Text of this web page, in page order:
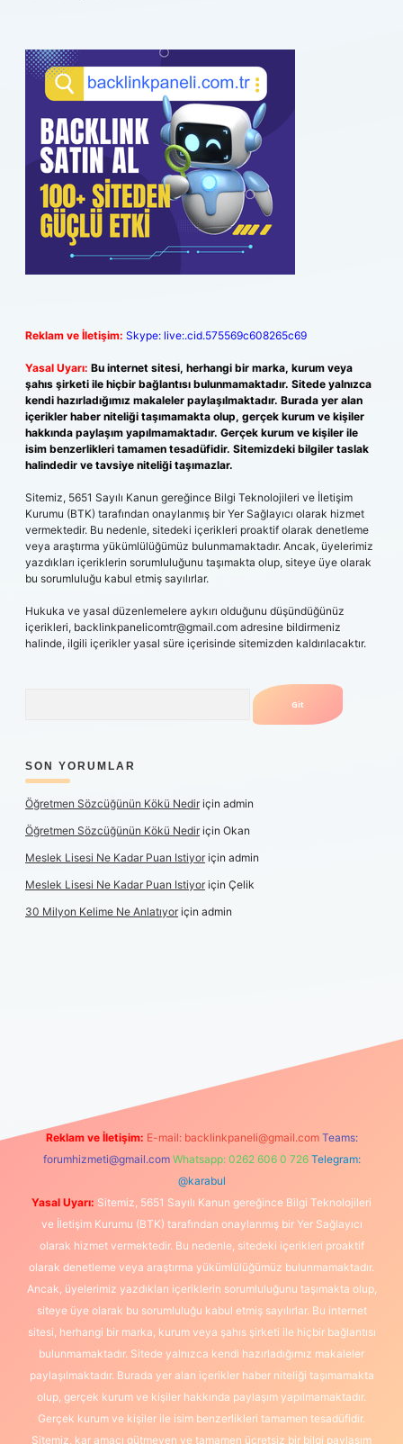
Reklam ve İletişim: Skype: live:.cid.575569c608265c69
Yasal Uyarı: Bu internet sitesi, herhangi bir marka, kurum veya
şahıs şirketi ile hiçbir bağlantısı bulunmamaktadır. Sitede yalnızca
kendi hazırladığımız makaleler paylaşılmaktadır. Burada yer alan
içerikler haber niteliği taşımamakta olup, gerçek kurum ve kişiler
hakkında paylaşım yapılmamaktadır. Gerçek kurum ve kişiler ile
isim benzerlikleri tamamen tesadüfidir. Sitemizdeki bilgiler taslak
halindedir ve tavsiye niteliği taşımazlar.
Sitemiz, 5651 Sayılı Kanun gereğince Bilgi Teknolojileri ve İletişim
Kurumu (BTK) tarafından onaylanmış bir Yer Sağlayıcı olarak hizmet
vermektedir. Bu nedenle, sitedeki içerikleri proaktif olarak denetleme
veya araştırma yükümlülüğümüz bulunmamaktadır. Ancak, üyelerimiz
yazdıkları içeriklerin sorumluluğunu taşımakta olup, siteye üye olarak
bu sorumluluğu kabul etmiş sayılırlar.
Hukuka ve yasal düzenlemelere aykırı olduğunu düşündüğünüz
içerikleri, backlinkpanelicomtr@gmail.com adresine bildirmeniz
halinde, ilgili içerikler yasal süre içerisinde sitemizden kaldırılacaktır.
SON YORUMLAR
Öğretmen Sözcüğünün Kökü Nediriçin admin
Öğretmen Sözcüğünün Kökü Nediriçin Okan
Meslek Lisesi Ne Kadar Puan Istiyoriçin admin
Meslek Lisesi Ne Kadar Puan Istiyoriçin Çelik
30 Milyon Kelime Ne Anlatıyoriçin admin
Reklam ve İletişim: E-mail: backlinkpaneli@gmail.com Teams:
forumhizmeti@gmail.com Whatsapp: 0262 606 0 726 Telegram:
@karabul
Yasal Uyarı: Sitemiz, 5651 Sayılı Kanun gereğince Bilgi Teknolojileri
ve İletişim Kurumu (BTK) tarafından onaylanmış bir Yer Sağlayıcı
olarak hizmet vermektedir. Bu nedenle, sitedeki içerikleri proaktif
olarak denetleme veya araştırma yükümlülüğümüz bulunmamaktadır.
Ancak, üyelerimiz yazdıkları içeriklerin sorumluluğunu taşımakta olup,
siteye üye olarak bu sorumluluğu kabul etmiş sayılırlar. Bu internet
sitesi, herhangi bir marka, kurum veya şahıs şirketi ile hiçbir bağlantısı
bulunmamaktadır. Sitede yalnızca kendi hazırladığımız makaleler
paylaşılmaktadır. Burada yer alan içerikler haber niteliği taşımamakta
olup, gerçek kurum ve kişiler hakkında paylaşım yapılmamaktadır.
Gerçek kurum ve kişiler ile isim benzerlikleri tamamen tesadüfidir.
Sitemiz, kar amacı gütmeyen ve tamamen ücretsiz bir bilgi paylaşım